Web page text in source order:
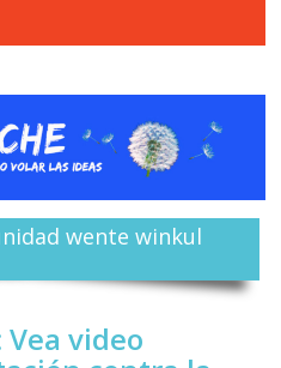
wente winkul
video